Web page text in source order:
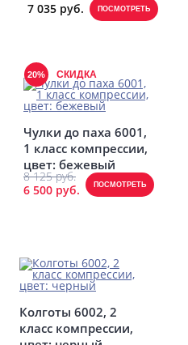
7 035 руб. ПОСМОТРЕТЬ
20% СКИДКА
Чулки до паха 6001,
1 класс компрессии,
цвет: бежевый
8 125 руб.
6 500 руб.
ПОСМОТРЕТЬ
Колготы 6002, 2
класс компрессии,